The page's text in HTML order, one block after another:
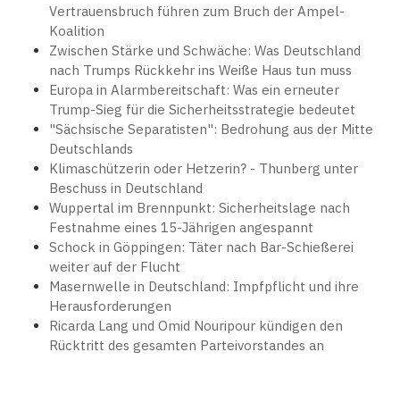
Vertrauensbruch führen zum Bruch der Ampel-
Koalition
Zwischen Stärke und Schwäche: Was Deutschland
nach Trumps Rückkehr ins Weiße Haus tun muss
Europa in Alarmbereitschaft: Was ein erneuter
Trump-Sieg für die Sicherheitsstrategie bedeutet
"Sächsische Separatisten": Bedrohung aus der Mitte
Deutschlands
Klimaschützerin oder Hetzerin? - Thunberg unter
Beschuss in Deutschland
Wuppertal im Brennpunkt: Sicherheitslage nach
Festnahme eines 15-Jährigen angespannt
Schock in Göppingen: Täter nach Bar-Schießerei
weiter auf der Flucht
Masernwelle in Deutschland: Impfpflicht und ihre
Herausforderungen
Ricarda Lang und Omid Nouripour kündigen den
Rücktritt des gesamten Parteivorstandes an